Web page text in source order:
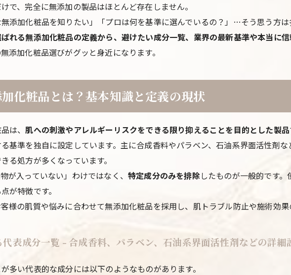
で、完全に無添加の製品はほとんど存在しません。
添加化粧品を知りたい」「プロは何を基準に選んでいるの？」…そう思う方は
れる無添加化粧品の定義から、避けたい成分一覧、業界の最新基準や本当に
添加化粧品選びがグッと身近になります。
化粧品とは？基本知識と定義の現状
は、肌への刺激やアレルギーリスクをできる限り抑えることを目的とした製品
基準を独自に設定しています。主に合成香料やパラベン、石油系界面活性剤
る処方が多くなっています。
が入っていない」わけではなく、 特定成分のみを排除したものが一般的です
が特徴です。
様の肌質や悩みに合わせて無添加化粧品を採用し、肌トラブル防止や施術効果
表成分一覧 - 合成香料、パラベン、石油系界面活性剤などの詳細
多い代表的な成分には以下のようなものがあります。